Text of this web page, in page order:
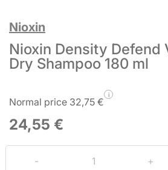
Nioxin
Nioxin Density Defend
Dry Shampoo 180 ml
Normal price 32,75 €
i
24,55 €